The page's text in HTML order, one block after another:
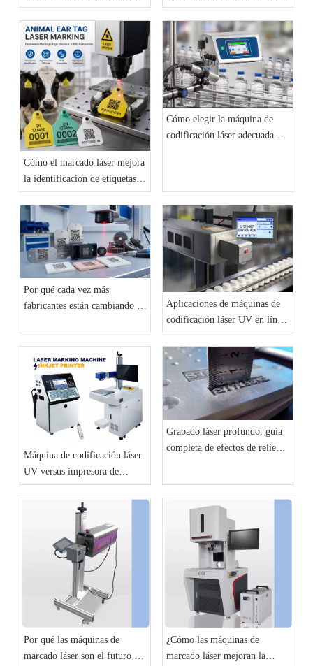
las orejas de animales? Una
guía práctica para los
fabricantes
solución de identificación
permanente para productos
industriales
Cómo el marcado láser mejora
la identificación de etiquetas
en las orejas de los animales y
la trazabilidad del ganado
Cómo elegir la máquina de
codificación láser adecuada
Por qué cada vez más
fabricantes están cambiando a
Aplicaciones de máquinas de
codificación láser UV en líneas
de producción de talleres
Máquina de codificación láser
UV versus impresora de
inyección de tinta: ¿Cuál es
mejor para las líneas de
Grabado láser profundo: guía
completa de efectos de relieve
Por qué las máquinas de
marcado láser son el futuro de
¿Cómo las máquinas de
marcado láser mejoran la